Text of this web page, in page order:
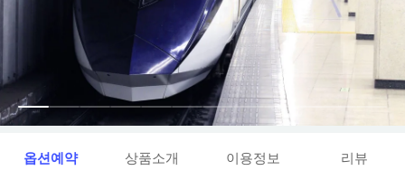
옵션예약 상품소개 이용정보 리뷰